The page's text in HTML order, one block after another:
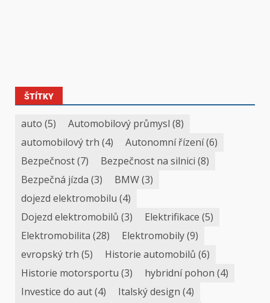
ŠTÍTKY
auto (5) Automobilový průmysl (8)
automobilový trh (4) Autonomní řízení(6)
Bezpečnost(7) Bezpečnost na silnici (8)
Bezpečná jízda (3) BMW(3)
dojezd elektromobilu (4)
Dojezd elektromobilů (3) Elektrifikace (5)
Elektromobilita (28) Elektromobily(9)
evropský trh (5) Historie automobilů (6)
Historie motorsportu (3) hybridní pohon (4)
Investice do aut(4) Italský design (4)